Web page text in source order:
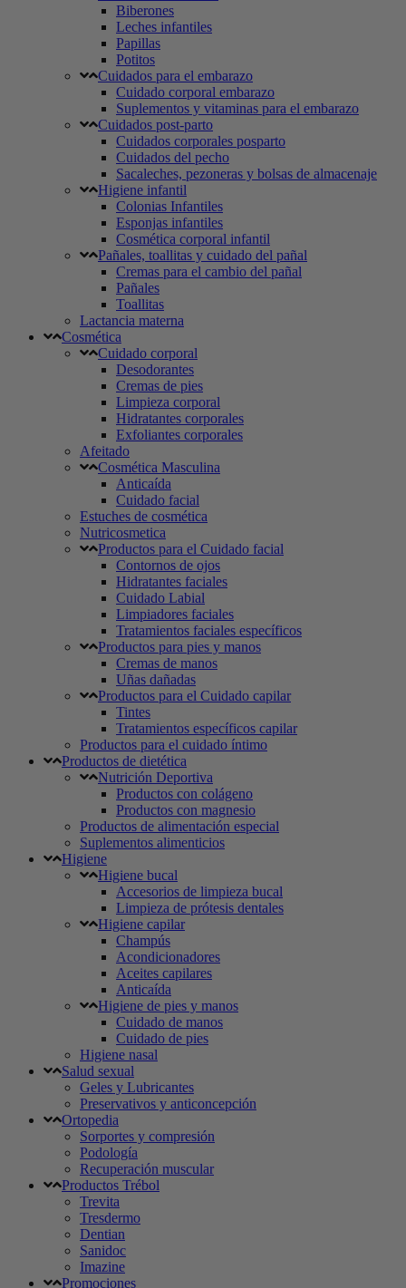
Biberones
Leches infantiles
Papillas
Potitos
Cuidados para el embarazo
Cuidado corporal embarazo
Suplementos y vitaminas para el embarazo
Cuidados post-parto
Cuidados corporales posparto
Cuidados del pecho
Sacaleches, pezoneras y bolsas de almacenaje
Higiene infantil
Colonias Infantiles
Esponjas infantiles
Cosmética corporal infantil
Pañales, toallitas y cuidado del pañal
Cremas para el cambio del pañal
Pañales
Toallitas
Lactancia materna
Cosmética
Cuidado corporal
Desodorantes
Cremas de pies
Limpieza corporal
Hidratantes corporales
Exfoliantes corporales
Afeitado
Cosmética Masculina
Anticaída
Cuidado facial
Estuches de cosmética
Nutricosmetica
Productos para el Cuidado facial
Contornos de ojos
Hidratantes faciales
Cuidado Labial
Limpiadores faciales
Tratamientos faciales específicos
Productos para pies y manos
Cremas de manos
Uñas dañadas
Productos para el Cuidado capilar
Tintes
Tratamientos específicos capilar
Productos para el cuidado íntimo
Productos de dietética
Nutrición Deportiva
Productos con colágeno
Productos con magnesio
Productos de alimentación especial
Suplementos alimenticios
Higiene
Higiene bucal
Accesorios de limpieza bucal
Limpieza de prótesis dentales
Higiene capilar
Champús
Acondicionadores
Aceites capilares
Anticaída
Higiene de pies y manos
Cuidado de manos
Cuidado de pies
Higiene nasal
Salud sexual
Geles y Lubricantes
Preservativos y anticoncepción
Ortopedia
Sorportes y compresión
Podología
Recuperación muscular
Productos Trébol
Trevita
Tresdermo
Dentian
Sanidoc
Imazine
Promociones